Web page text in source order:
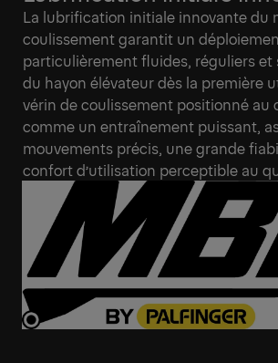
La lubrification initiale innovante du
coulissement garantit un
particulièrement fluides, réguliers et
du hayon élévateur dès la première
vérin de coulissement positionné au
comme un entraînement puissant,
mouvements précis, une grande
confort d’utilisation perceptible au